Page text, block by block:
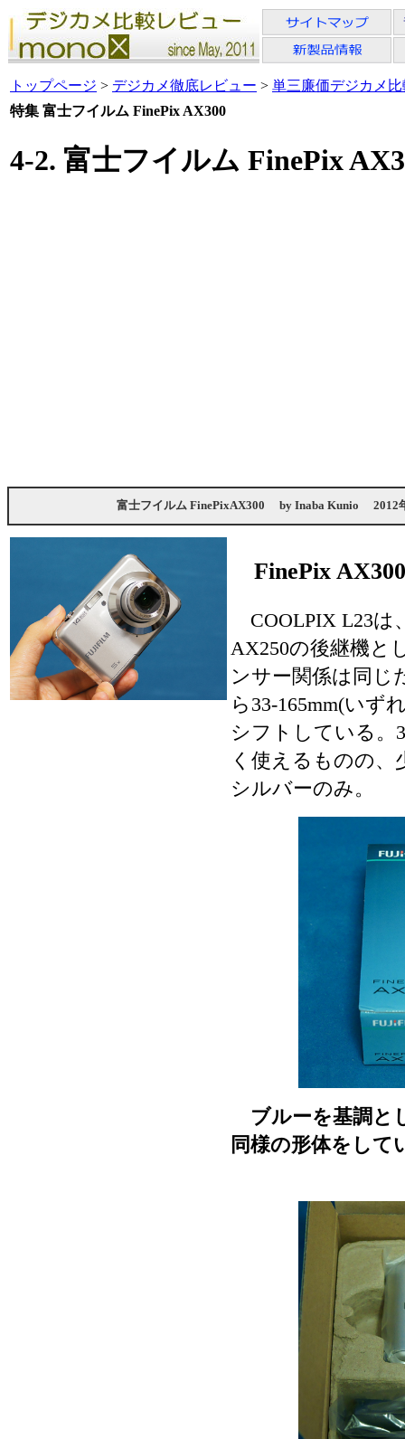
トップページ > デジカメ徹底レビュー > 単三廉価デジカメ比
特集 富士フイルム FinePix AX300
4-2. 富士フイルム FinePix
富士フイルム FinePixAX300 by Inaba Kunio 2012
FinePix
COOLPIX L23は
AX250の後継機と
ンサー関係は同じ
ら33-165mm(いず
シフトしている。
く使えるものの、
シルバーのみ。
ブルーを基調と
同様の形体をして